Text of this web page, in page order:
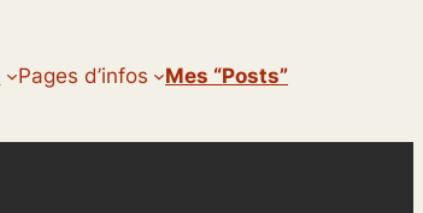
Pages d’infos Mes “posts”